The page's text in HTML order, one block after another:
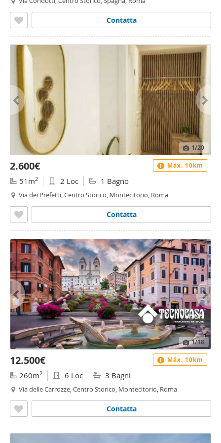
Contatta
1/20
2.600€
51m2 2 Loc 1 Bagno
Via dei Prefetti, Centro Storico, Montecitorio, Roma
Contatta
Máx. 10km
1/18
12.500€
260m2 6 Loc 3 Bagni
Via delle Carrozze, Centro Storico, Montecitorio, Roma
Contatta
Máx. 10km